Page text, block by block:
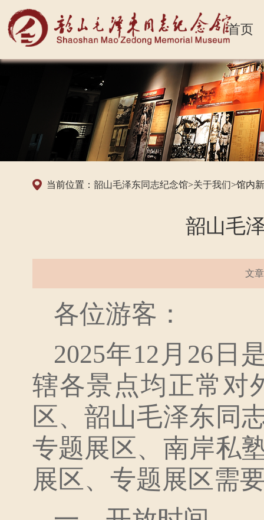
首页
当前位置： 韶山毛泽东同志纪念馆>关于我们>馆内
韶山毛
文章
各位游客：
2025年12月26日
辖各景点均正常对
区、韶山毛泽东同
专题展区、南岸私
展区、专题展区需